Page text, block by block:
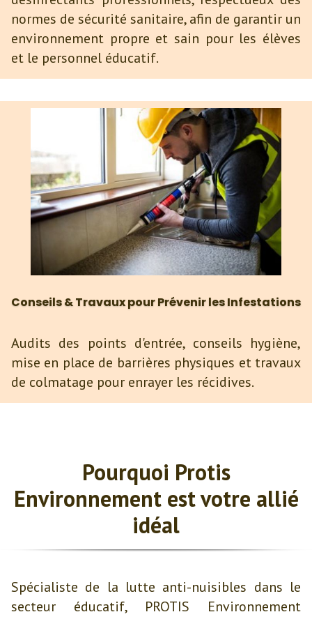
normes de sécurité sanitaire, afin de garantir un
environnement propre et sain pour les élèves
et le personnel éducatif.
Conseils & Travaux pour Prévenir les Infestations
Audits des points d'entrée, conseils hygiène,
mise en place de barrières physiques et travaux
de colmatage pour enrayer les récidives.
Pourquoi Protis
Environnement est votre allié
idéal
Spécialiste de la lutte anti-nuisibles dans le
secteur éducatif, PROTIS Environnement